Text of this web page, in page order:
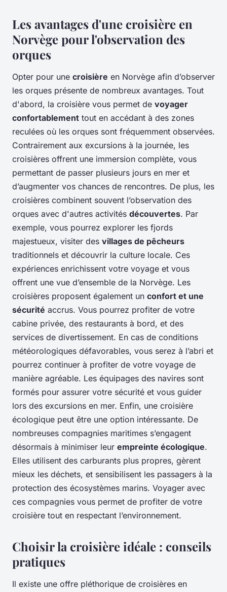
Les avantages d'une croisière en
Norvège pour l'observation des
orques
Opter pour une croisière en Norvège afin d’observer
les orques présente de nombreux avantages. Tout
d'abord, la croisière vous permet de voyager
confortablement tout en accédant à des zones
reculées où les orques sont fréquemment observées.
Contrairement aux excursions à la journée, les
croisières offrent une immersion complète, vous
permettant de passer plusieurs jours en mer et
d’augmenter vos chances de rencontres. De plus, les
croisières combinent souvent l’observation des
orques avec d'autres activités découvertes. Par
exemple, vous pourrez explorer les fjords
majestueux, visiter des villages de pêcheurs
traditionnels et découvrir la culture locale. Ces
expériences enrichissent votre voyage et vous
offrent une vue d’ensemble de la Norvège. Les
croisières proposent également un confort et une
sécurité accrus. Vous pourrez profiter de votre
cabine privée, des restaurants à bord, et des
services de divertissement. En cas de conditions
météorologiques défavorables, vous serez à l’abri et
pourrez continuer à profiter de votre voyage de
manière agréable. Les équipages des navires sont
formés pour assurer votre sécurité et vous guider
lors des excursions en mer. Enfin, une croisière
écologique peut être une option intéressante. De
nombreuses compagnies maritimes s’engagent
désormais à minimiser leur empreinte écologique.
Elles utilisent des carburants plus propres, gèrent
mieux les déchets, et sensibilisent les passagers à la
protection des écosystèmes marins. Voyager avec
ces compagnies vous permet de profiter de votre
croisière tout en respectant l’environnement.
Choisir la croisière idéale : conseils
pratiques
Il existe une offre pléthorique de croisières en